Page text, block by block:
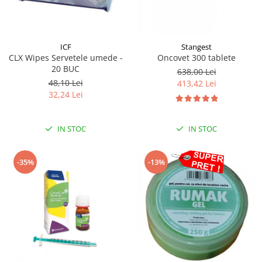
ICF
CLX Wipes Servetele umede -
20 BUC
48,10 Lei
32,24 Lei
IN STOC
Stangest
Oncovet 300 tablete
638,00 Lei
413,42 Lei
IN STOC
-35% -13%